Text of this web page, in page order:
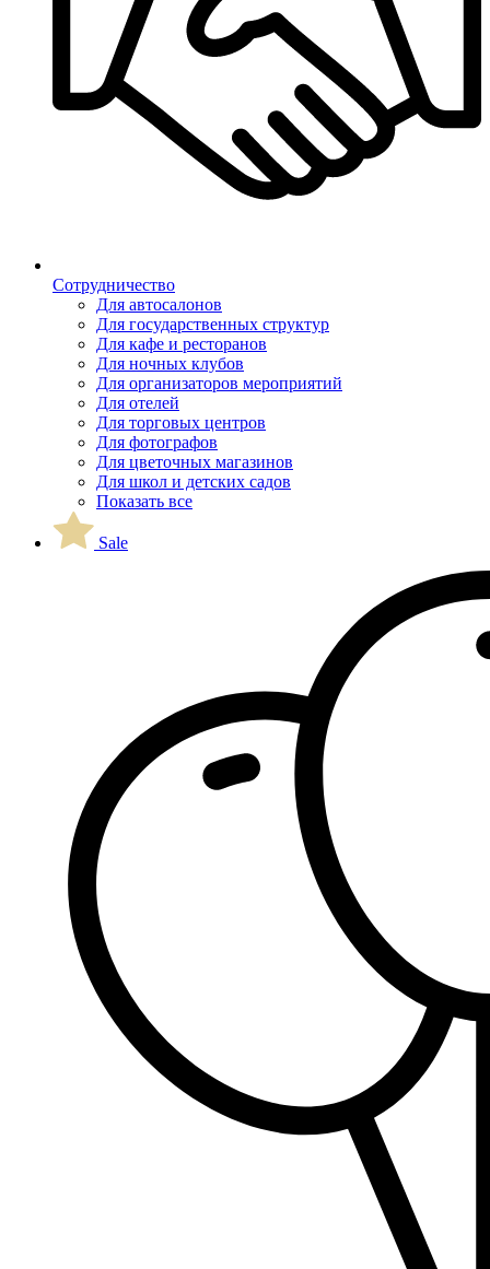
Сотрудничество
Для автосалонов
Для государственных структур
Для кафе и ресторанов
Для ночных клубов
Для организаторов мероприятий
Для отелей
Для торговых центров
Для фотографов
Для цветочных магазинов
Для школ и детских садов
Показать все
Sale